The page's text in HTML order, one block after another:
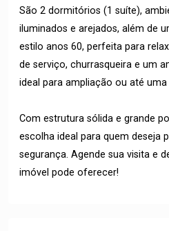
São 2 dormitórios (1 suíte),
iluminados e arejados, além de
estilo anos 60, perfeita para
de serviço, churrasqueira e um
ideal para ampliação ou até
Com estrutura sólida e grande
escolha ideal para quem deseja
segurança. Agende sua visita e
imóvel pode oferecer!